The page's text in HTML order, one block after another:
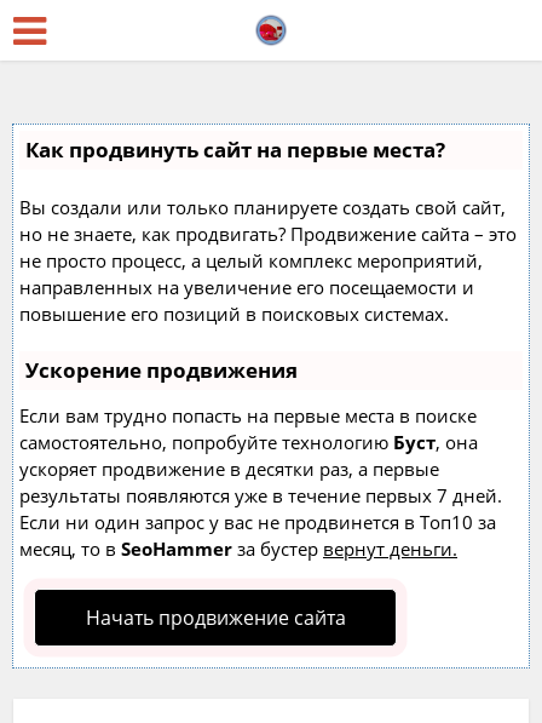
Как продвинуть сайт на первые места?
Вы создали или только планируете создать свой сайт,
но не знаете, как продвигать? Продвижение сайта – это
не просто процесс, а целый комплекс мероприятий,
направленных на увеличение его посещаемости и
повышение его позиций в поисковых системах.
Ускорение продвижения
Если вам трудно попасть на первые места в поиске
самостоятельно, попробуйте технологию Буст, она
ускоряет продвижение в десятки раз, а первые
результаты появляются уже в течение первых 7 дней.
Если ни один запрос у вас не продвинется в Топ10 за
месяц, то в SeoHammer за бустер вернут деньги.
Начать продвижение сайта